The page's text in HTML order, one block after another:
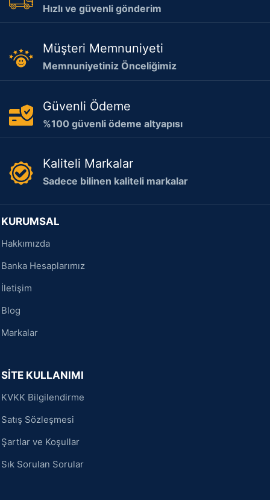
Hızlı ve güvenli gönderim
Müşteri Memnuniyeti
Memnuniyetiniz Önceliğimiz
Güvenli Ödeme
%100 güvenli ödeme altyapısı
Kaliteli Markalar
Sadece bilinen kaliteli markalar
KURUMSAL
Hakkımızda
Banka Hesaplarımız
İletişim
Blog
Markalar
SİTE KULLANIMI
KVKK Bilgilendirme
Satış Sözleşmesi
Şartlar ve Koşullar
Sık Sorulan Sorular